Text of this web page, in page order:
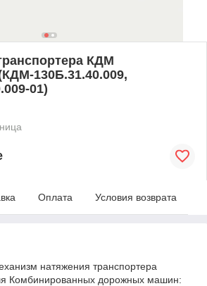
КДМ
130Б.31.40.009,
01)
Оплата Условия возврата
натяжения транспортера
Комбинированных дорожных машин: